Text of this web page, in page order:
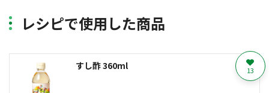
レシピで使用した商品
すし酢 360ml 13